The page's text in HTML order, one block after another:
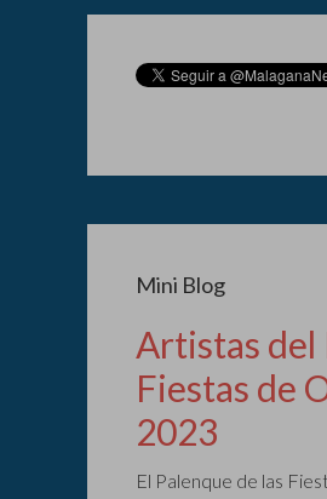
Mini Blog
Artistas del
Fiestas de
2023
El Palenque de las